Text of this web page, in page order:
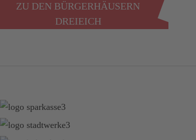
ZU DEN BÜRGERHÄUSERN
DREIEICH